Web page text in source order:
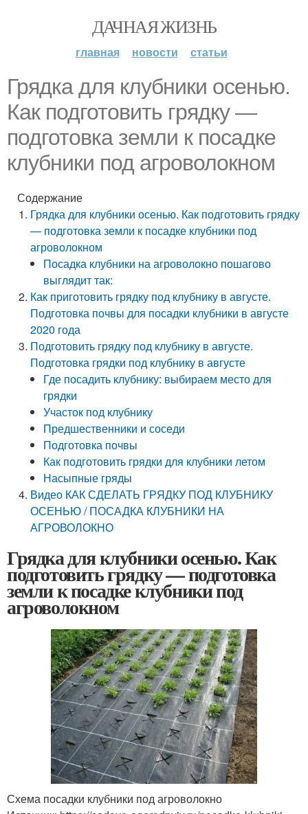
ДАЧНАЯ ЖИЗНЬ
главная новости статьи
Грядка для клубники осенью.
Как подготовить грядку —
подготовка земли к посадке
клубники под агроволокном
Содержание
Грядка для клубники осенью. Как подготовить грядку
— подготовка земли к посадке клубники под
агроволокном
Посадка клубники на агроволокно пошагово
выглядит так:
Как приготовить грядку под клубнику в августе.
Подготовка почвы для посадки клубники в августе
2020 года
Подготовить грядку под клубнику в августе.
Подготовка грядки под клубнику в августе
Где посадить клубнику: выбираем место для
грядки
Участок под клубнику
Предшественники и соседи
Подготовка почвы
Как подготовить грядки для клубники летом
Насыпные гряды
Видео КАК СДЕЛАТЬ ГРЯДКУ ПОД КЛУБНИКУ
ОСЕНЬЮ / ПОСАДКА КЛУБНИКИ НА
АГРОВОЛОКНО
Грядка для клубники осенью. Как
подготовить грядку — подготовка
земли к посадке клубники под
агроволокном
Схема посадки клубники под агроволокно